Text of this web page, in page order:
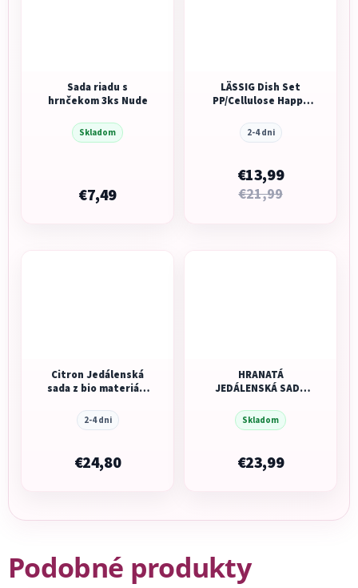
Sada riadu s
hrnčekom 3ks Nude
Skladom
€7,49
LÄSSIG Dish Set
PP/Cellulose Happy
2-4 dni
€13,99
€21,99
Citron Jedálenská
sada z bio materiálu
2-4 dni
€24,80
HRANATÁ
JEDÁLENSKÁ SADA
Skladom
€23,99
Podobné produkty